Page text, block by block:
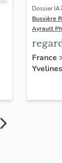
Dossier
Bussière
Ayrault
le
France
Yvelines